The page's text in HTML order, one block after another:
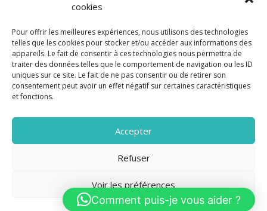
cookies
Pour offrir les meilleures expériences, nous utilisons des technologies
telles que les cookies pour stocker et/ou accéder aux informations des
appareils. Le fait de consentir à ces technologies nous permettra de
traiter des données telles que le comportement de navigation ou les ID
uniques sur ce site. Le fait de ne pas consentir ou de retirer son
consentement peut avoir un effet négatif sur certaines caractéristiques
et fonctions.
Accepter
Refuser
Voir les préférences
TERRASSE PARKING
350 000 €
2020-2023 Riviera Immo - Tous Droits réservés -Mentions Légales
Comment puis-je vous aider ?